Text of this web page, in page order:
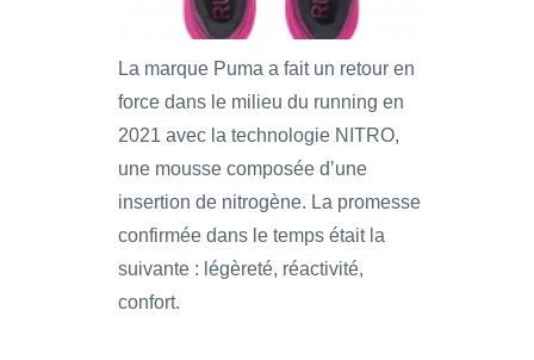
La marque Puma a fait un retour en
force dans le milieu du running en
2021 avec la technologie NITRO,
une mousse composée d’une
insertion de nitrogène. La promesse
confirmée dans le temps était la
suivante : légèreté, réactivité,
confort.